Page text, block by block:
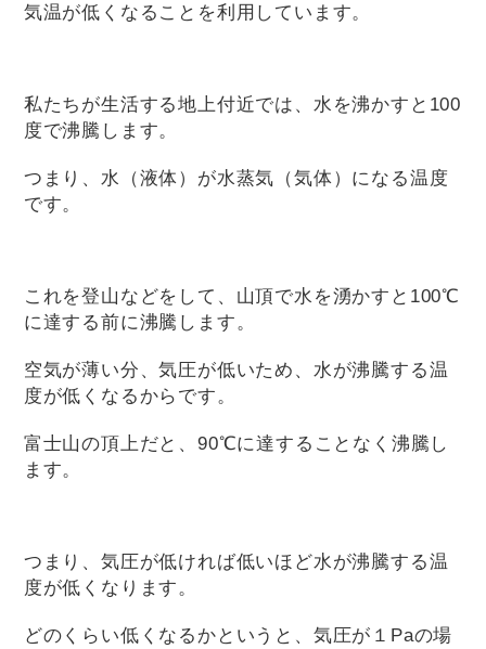
気温が低くなることを利用しています。
私たちが生活する地上付近では、水を沸かすと100
度で沸騰します。
つまり、水（液体）が水蒸気（気体）になる温度
です。
これを登山などをして、山頂で水を湧かすと100℃
に達する前に沸騰します。
空気が薄い分、気圧が低いため、水が沸騰する温
度が低くなるからです。
富士山の頂上だと、90℃に達することなく沸騰し
ます。
つまり、気圧が低ければ低いほど水が沸騰する温
度が低くなります。
どのくらい低くなるかというと、気圧が１Paの場